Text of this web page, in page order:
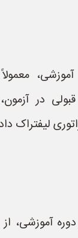
در
لیفتراک
آموزشی، از